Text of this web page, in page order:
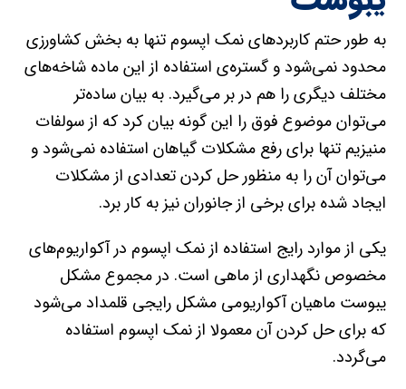
به طور حتم کاربردهای نمک اپسوم تنها به بخش کشاورزی
محدود نمی‌شود و گستر‌ه‌ی استفاده از این ماده شاخه‌های
مختلف دیگری را هم در بر می‌گیرد. به بیان ساده‌تر
می‌توان موضوع فوق را این گونه بیان کرد که از سولفات
منیزیم تنها برای رفع مشکلات گیاهان استفاده نمی‌شود و
می‌توان آن را به منظور حل کردن تعدادی از مشکلات
ایجاد شده برای برخی از جانوران نیز به کار برد.
یکی از موارد رایج استفاده از نمک اپسوم در آکواریوم‌های
مخصوص نگهداری از ماهی است. در مجموع مشکل
یبوست ماهیان آکواریومی مشکل رایجی قلمداد می‌شود
که برای حل کردن آن معمولا از نمک اپسوم استفاده
می‌گردد.